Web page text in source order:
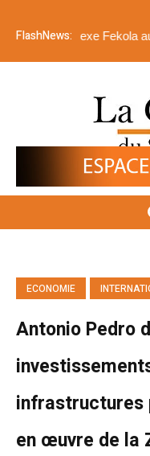
FlashNews:
Fekola au Mali
ECONOMIE
Antonio Pedro
infrastructures
en œuvre de la